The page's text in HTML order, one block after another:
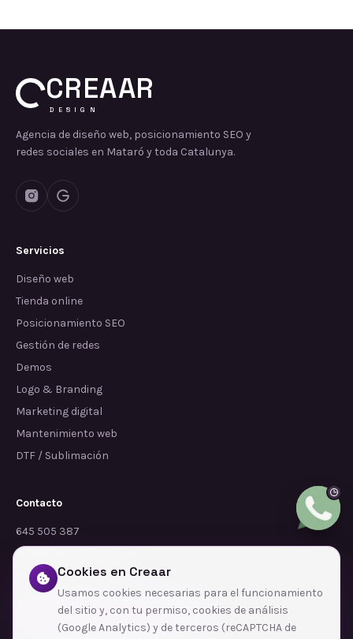
CREAAR
DESIGN
Agencia de diseño web, posicionamiento SEO y
redes sociales en Mataró y toda Catalunya.
Servicios
Diseño web
Tienda online
Posicionamiento SEO
Gestión de redes
Demos
Logo & Branding
Marketing digital
Mantenimiento web
DTF / Sublimación
Contacto
645 505 387
info@dependalium.com
Mataró (Barcelona)
Déjanos tu reseña en Google
Cookies en Creaar
Usamos cookies necesarias para el funcionamiento
del sitio y, con tu permiso, cookies de análisis
(Google Analytics) y de terceros (reCAPTCHA de